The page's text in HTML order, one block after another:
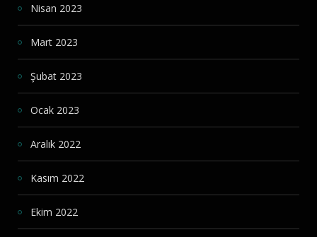
Nisan 2023
Mart 2023
Şubat 2023
Ocak 2023
Aralık 2022
Kasım 2022
Ekim 2022